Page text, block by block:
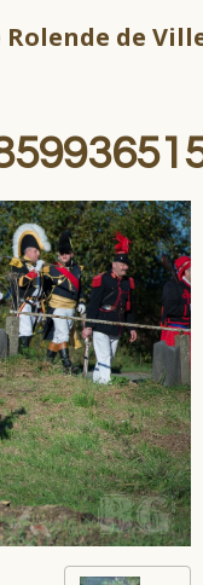
de